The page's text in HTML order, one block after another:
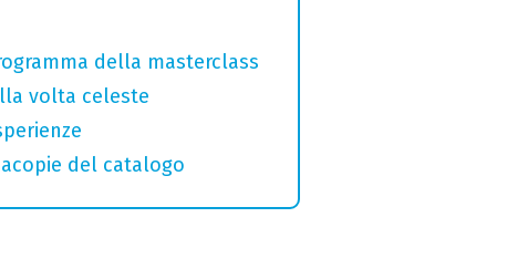
della masterclass
volta celeste
del catalogo